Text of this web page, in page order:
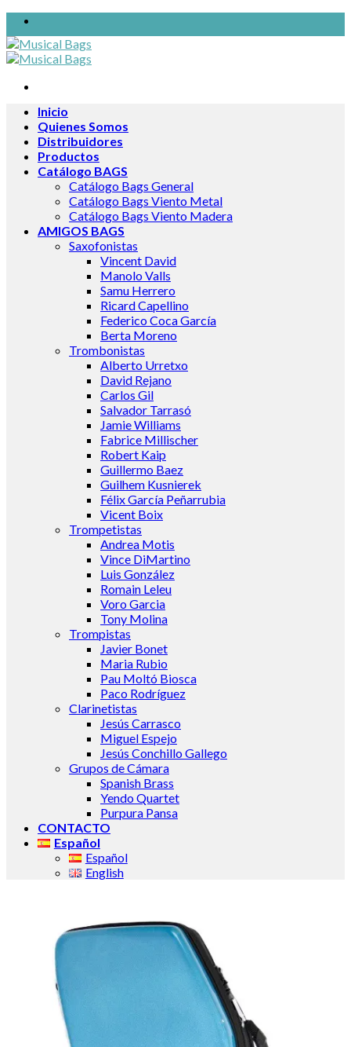
Skip
to
content
Inicio
Quienes Somos
Distribuidores
Productos
Catálogo BAGS
Catálogo Bags General
Catálogo Bags Viento Metal
Catálogo Bags Viento Madera
AMIGOS BAGS
Saxofonistas
Vincent David
Manolo Valls
Samu Herrero
Ricard Capellino
Federico Coca García
Berta Moreno
Trombonistas
Alberto Urretxo
David Rejano
Carlos Gil
Salvador Tarrasó
Jamie Williams
Fabrice Millischer
Robert Kaip
Guillermo Baez
Guilhem Kusnierek
Félix García Peñarrubia
Vicent Boix
Trompetistas
Andrea Motis
Vince DiMartino
Luis González
Romain Leleu
Voro Garcia
Tony Molina
Trompistas
Javier Bonet
Maria Rubio
Pau Moltó Biosca
Paco Rodríguez
Clarinetistas
Jesús Carrasco
Miguel Espejo
Jesús Conchillo Gallego
Grupos de Cámara
Spanish Brass
Yendo Quartet
Purpura Pansa
CONTACTO
Español
Español
English